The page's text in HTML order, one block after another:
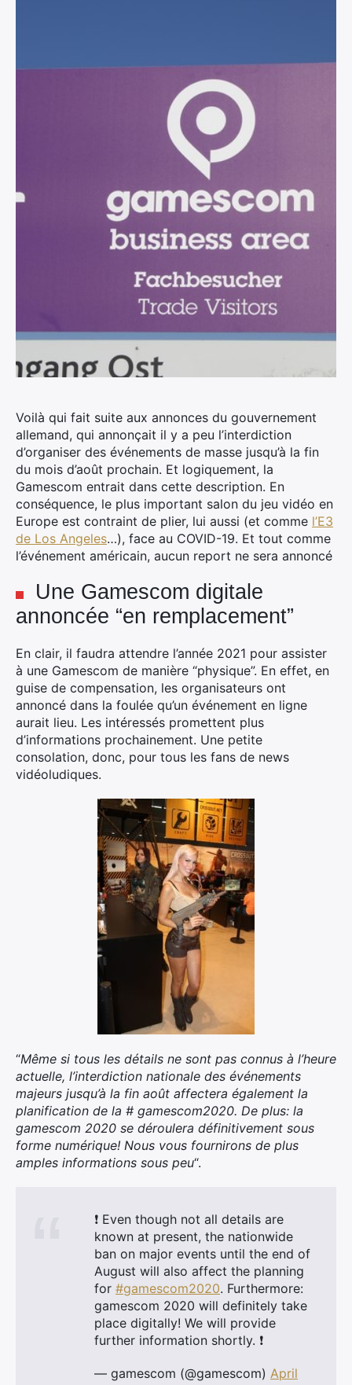
Voilà qui fait suite aux annonces du gouvernement
allemand, qui annonçait il y a peu l’interdiction
d’organiser des événements de masse jusqu’à la fin
du mois d’août prochain. Et logiquement, la
Gamescom entrait dans cette description. En
conséquence, le plus important salon du jeu vidéo en
Europe est contraint de plier, lui aussi (et comme l’E3
de Los Angeles…), face au COVID-19. Et tout comme
l’événement américain, aucun report ne sera annoncé
Une Gamescom digitale
annoncée “en remplacement”
En clair, il faudra attendre l’année 2021 pour assister
à une Gamescom de manière “physique”. En effet, en
guise de compensation, les organisateurs ont
annoncé dans la foulée qu’un événement en ligne
aurait lieu. Les intéressés promettent plus
d’informations prochainement. Une petite
consolation, donc, pour tous les fans de news
vidéoludiques.
“Même si tous les détails ne sont pas connus à l’heure
actuelle, l’interdiction nationale des événements
majeurs jusqu’à la fin août affectera également la
planification de la # gamescom2020. De plus: la
gamescom 2020 se déroulera définitivement sous
forme numérique! Nous vous fournirons de plus
amples informations sous peu“.
❗ Even though not all details are
known at present, the nationwide
ban on major events until the end of
August will also affect the planning
for #gamescom2020. Furthermore:
gamescom 2020 will definitely take
place digitally! We will provide
further information shortly. ❗
— gamescom (@gamescom) April